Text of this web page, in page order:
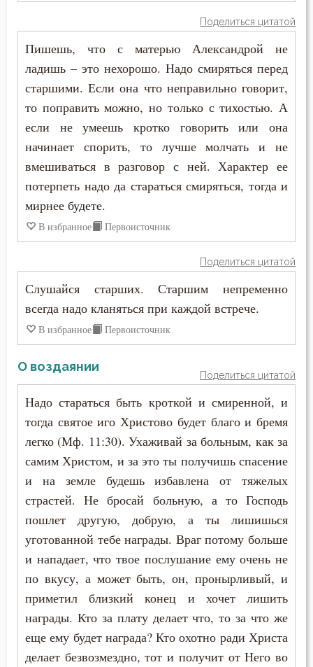
Поделиться цитатой
Пишешь, что с матерью Александрой не
ладишь – это нехорошо. Надо смиряться перед
старшими. Если она что неправильно говорит,
то поправить можно, но только с тихостью. А
если не умеешь кротко говорить или она
начинает спорить, то лучше молчать и не
вмешиваться в разговор с ней. Характер ее
потерпеть надо да стараться смиряться, тогда и
мирнее будете.
В избранное Первоисточник
Поделиться цитатой
Слушайся старших. Старшим непременно
всегда надо кланяться при каждой встрече.
В избранное Первоисточник
О воздаянии
Поделиться цитатой
Надо стараться быть кроткой и смиренной, и
тогда святое иго Христово будет благо и бремя
легко (Мф. 11:30). Ухаживай за больным, как за
самим Христом, и за это ты получишь спасение
и на земле будешь избавлена от тяжелых
страстей. Не бросай больную, а то Господь
пошлет другую, добрую, а ты лишишься
уготованной тебе награды. Враг потому больше
и нападает, что твое послушание ему очень не
по вкусу, а может быть, он, пронырливый, и
приметил близкий конец и хочет лишить
награды. Кто за плату делает что, то за что же
еще ему будет награда? Кто охотно ради Христа
делает безвозмездно, тот и получит от Него во